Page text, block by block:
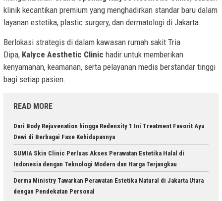
klinik kecantikan premium yang menghadirkan standar baru dalam
layanan estetika, plastic surgery, dan dermatologi di Jakarta.
Berlokasi strategis di dalam kawasan rumah sakit Tria
Dipa, Kalyce Aesthetic Clinic hadir untuk memberikan
kenyamanan, keamanan, serta pelayanan medis berstandar tinggi
bagi setiap pasien.
READ MORE
Dari Body Rejuvenation hingga Redensity 1 Ini Treatment Favorit Ayu
Dewi di Berbagai Fase Kehidupannya
SUMIA Skin Clinic Perluas Akses Perawatan Estetika Halal di
Indonesia dengan Teknologi Modern dan Harga Terjangkau
Derma Ministry Tawarkan Perawatan Estetika Natural di Jakarta Utara
dengan Pendekatan Personal